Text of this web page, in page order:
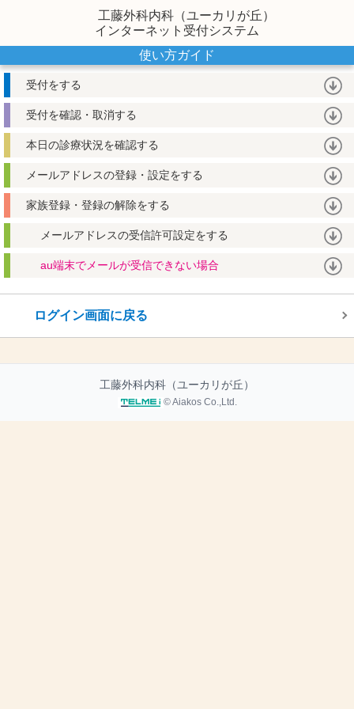
工藤外科内科（ユーカリが丘）
インターネット受付システム
使い方ガイド
受付をする
受付を確認・取消する
本日の診療状況を確認する
メールアドレスの登録・設定をする
家族登録・登録の解除をする
メールアドレスの受信許可設定をする
au端末でメールが受信できない場合
ログイン画面に戻る
工藤外科内科（ユーカリが丘）
© Aiakos Co.,Ltd.